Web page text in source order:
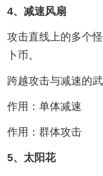
4、减速风扇
攻击直线上的多个
卜币。
跨越攻击与减速的武
作用：单体减速
作用：群体攻击
5、太阳花